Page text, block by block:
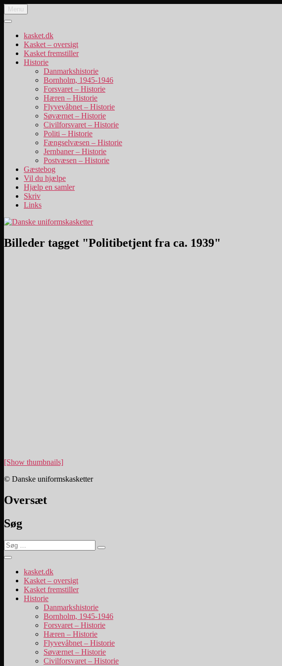
Videre
til
indhold
Danske uniformskasketter
uniformskasketter og lidt historie
Menu
kasket.dk
Kasket – oversigt
Kasket fremstiller
Historie
Danmarkshistorie
Bornholm, 1945-1946
Forsvaret – Historie
Hæren – Historie
Flyvevåbnet – Historie
Søværnet – Historie
Civilforsvaret – Historie
Politi – Historie
Fængselvæsen – Historie
Jernbaner – Historie
Postvæsen – Historie
Gæstebog
Vil du hjælpe
Hjælp en samler
Skriv
Links
Billeder tagget "Politibetjent fra ca. 1939"
[Show thumbnails]
© Danske uniformskasketter
Oversæt
Søg
Søg
efter:
Søg
kasket.dk
Kasket – oversigt
Kasket fremstiller
Historie
Danmarkshistorie
Bornholm, 1945-1946
Forsvaret – Historie
Hæren – Historie
Flyvevåbnet – Historie
Søværnet – Historie
Civilforsvaret – Historie